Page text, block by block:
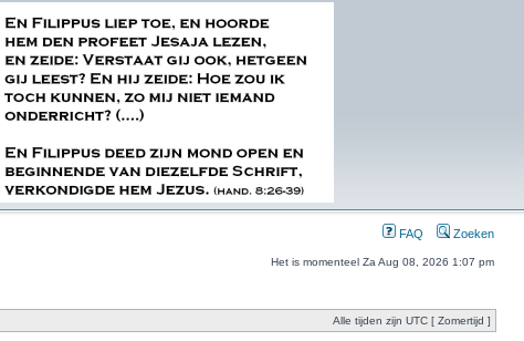
FAQ Zoeken
Het is momenteel Za Aug 08, 2026 1:07 pm
Alle tijden zijn UTC [ Zomertijd ]